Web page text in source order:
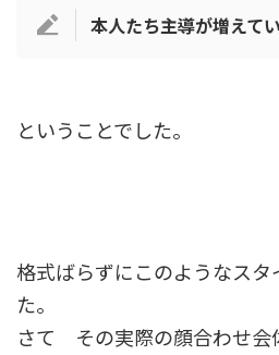
本人たち主導が増えて
ということでした。
格式ばらずにこのようなス
た。
さて その実際の顔合わせ会